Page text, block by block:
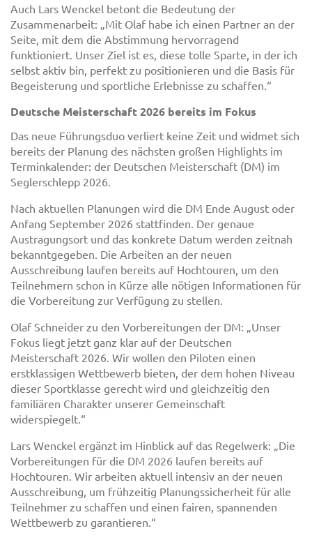
Auch Lars Wenckel betont die Bedeutung der
Zusammenarbeit: „Mit Olaf habe ich einen Partner an der
Seite, mit dem die Abstimmung hervorragend
funktioniert. Unser Ziel ist es, diese tolle Sparte, in der ich
selbst aktiv bin, perfekt zu positionieren und die Basis für
Begeisterung und sportliche Erlebnisse zu schaffen.“
Deutsche Meisterschaft 2026 bereits im Fokus
Das neue Führungsduo verliert keine Zeit und widmet sich
bereits der Planung des nächsten großen Highlights im
Terminkalender: der Deutschen Meisterschaft (DM) im
Seglerschlepp 2026.
Nach aktuellen Planungen wird die DM Ende August oder
Anfang September 2026 stattfinden. Der genaue
Austragungsort und das konkrete Datum werden zeitnah
bekanntgegeben. Die Arbeiten an der neuen
Ausschreibung laufen bereits auf Hochtouren, um den
Teilnehmern schon in Kürze alle nötigen Informationen für
die Vorbereitung zur Verfügung zu stellen.
Olaf Schneider zu den Vorbereitungen der DM: „Unser
Fokus liegt jetzt ganz klar auf der Deutschen
Meisterschaft 2026. Wir wollen den Piloten einen
erstklassigen Wettbewerb bieten, der dem hohen Niveau
dieser Sportklasse gerecht wird und gleichzeitig den
familiären Charakter unserer Gemeinschaft
widerspiegelt.“
Lars Wenckel ergänzt im Hinblick auf das Regelwerk: „Die
Vorbereitungen für die DM 2026 laufen bereits auf
Hochtouren. Wir arbeiten aktuell intensiv an der neuen
Ausschreibung, um frühzeitig Planungssicherheit für alle
Teilnehmer zu schaffen und einen fairen, spannenden
Wettbewerb zu garantieren.“